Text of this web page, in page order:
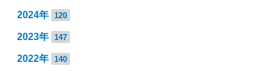
2024年 120
2023年 147
2022年 140